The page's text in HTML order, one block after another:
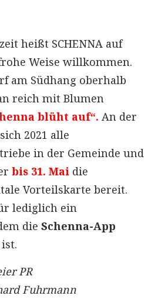
heißt SCHENNA auf
Weise willkommen.
am Südhang oberhalb
reich mit Blumen
blüht auf“. An der
2021 alle
in der Gemeinde und
bis 31. Mai die
Vorteilskarte bereit.
lediglich ein
die Schenna-App
PR
Fuhrmann